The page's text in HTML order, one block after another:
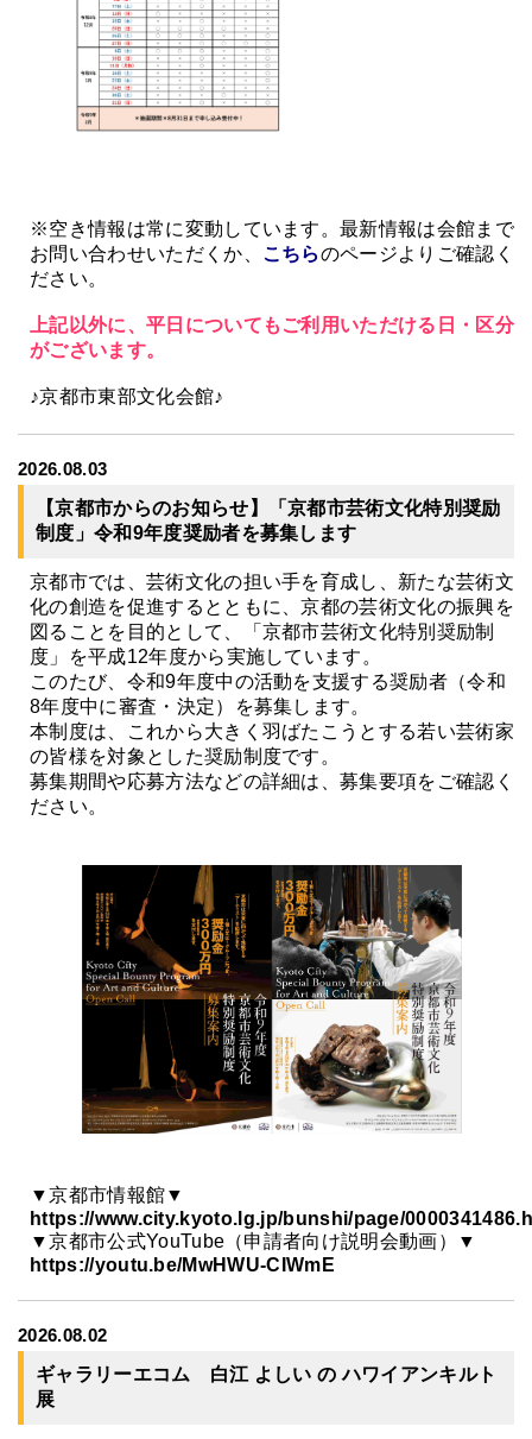
※空き情報は常に変動しています。最新情報は会館まで
お問い合わせいただくか、 こちらのページよりご確認く
ださい。
上記以外に、平日についてもご利用いただける日・区分
がございます。
♪京都市東部文化会館♪
2026.08.03
【京都市からのお知らせ】「京都市芸術文化特別奨励
制度」令和9年度奨励者を募集します
京都市では、芸術文化の担い手を育成し、新たな芸術文
化の創造を促進するとともに、京都の芸術文化の振興を
図ることを目的として、「京都市芸術文化特別奨励制
度」を平成12年度から実施しています。
このたび、令和9年度中の活動を支援する奨励者（令和
8年度中に審査・決定）を募集します。
本制度は、これから大きく羽ばたこうとする若い芸術家
の皆様を対象とした奨励制度です。
募集期間や応募方法などの詳細は、募集要項をご確認く
ださい。
▼京都市情報館▼
https://www.city.kyoto.lg.jp/bunshi/page/
▼京都市公式YouTube（申請者向け説明会動画）▼
https://youtu.be/MwHWU-CIWmE
2026.08.02
ギャラリーエコム 白江 よしい の ハワイアンキルト
展